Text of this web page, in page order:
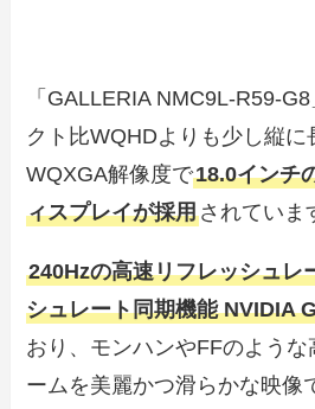
「GALLERIA NMC9L-R59-
クト比WQHDよりも少し縦
WQXGA解像度で18.0インチ
ィスプレイが採用されていま
240Hzの高速リフレッシュレ
シュレート同期機能 NVIDIA
おり、モンハンやFFのよう
ームを美麗かつ滑らかな映像